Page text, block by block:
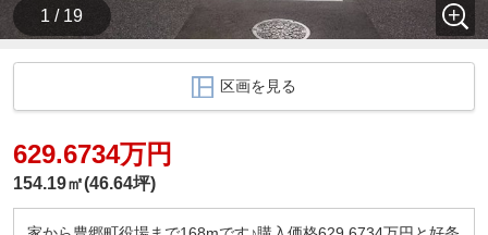
1 / 19
区画を見る
629.6734万円
154.19㎡(46.64坪)